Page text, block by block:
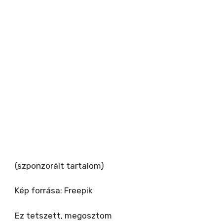
(szponzorált tartalom)
Kép forrása: Freepik
Ez tetszett, megosztom